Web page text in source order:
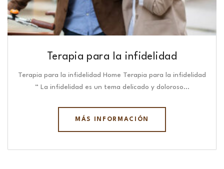
Terapia para la infidelidad
Terapia para la infidelidad Home Terapia para la infidelidad
“ La infidelidad es un tema delicado y doloroso…
MÁS INFORMACIÓN